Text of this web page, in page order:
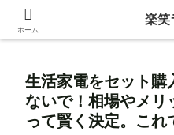
身近な生活の中にあ
生活家電をセット購
ないで！相場やメリ
って賢く決定。これ
ホーム
楽笑